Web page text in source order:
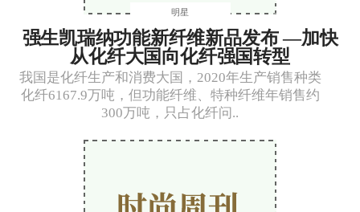
明星
强生凯瑞纳功能新纤维新品发布 —加快
从化纤大国向化纤强国转型
我国是化纤生产和消费大国，2020年生产销售种类
化纤6167.9万吨，但功能纤维、特种纤维年销售约
300万吨，只占化纤问..